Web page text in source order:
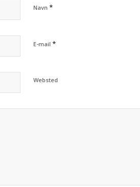
Navn*
E-mail*
Websted